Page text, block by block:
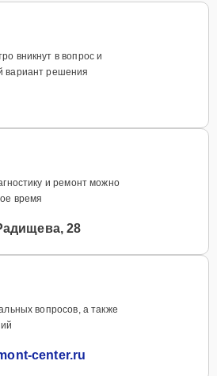
вникнут в вопрос и
вариант решения
и ремонт можно
время
28
вопросов, а также
center.ru